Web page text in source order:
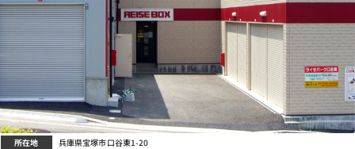
所在地 兵庫県宝塚市口谷東1-20